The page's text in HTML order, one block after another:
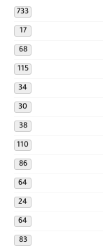
733
17
68
115
34
30
38
110
86
64
24
64
83